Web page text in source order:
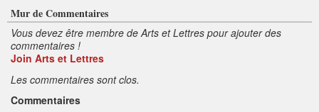
Mur de Commentaires
Vous devez être membre de Arts et Lettres pour ajouter des
commentaires !
Join Arts et Lettres
Les commentaires sont clos.
Commentaires